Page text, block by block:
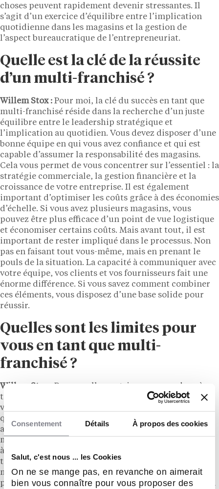
Consentement Détails À propos des cookies
Salut, c'est nous ... les Cookies
On ne se mange pas, en revanche on aimerait
bien vous connaître pour vous proposer des
choses peuvent rapidement devenir stressantes. Il
s’agit d’un exercice d’équilibre entre l’implication
quotidienne dans les magasins et la gestion de
l’aspect bureaucratique de l’entrepreneuriat.
Quelle est la clé de la réussite
d’un multi-franchisé ?
Willem Stox : Pour moi, la clé du succès en tant que
multi-franchisé réside dans la recherche d’un juste
équilibre entre le leadership stratégique et
l’implication au quotidien. Vous devez disposer d’une
bonne équipe en qui vous avez confiance et qui est
capable d’assumer la responsabilité des magasins.
Cela vous permet de vous concentrer sur l’essentiel : la
stratégie commerciale, la gestion financière et la
croissance de votre entreprise. Il est également
important d’optimiser les coûts grâce à des économies
d’échelle. Si vous avez plusieurs magasins, vous
pouvez être plus efficace d’un point de vue logistique
et économiser certains coûts. Mais avant tout, il est
important de rester impliqué dans le processus. Non
pas en faisant tout vous-même, mais en prenant le
pouls de la situation. La capacité à communiquer avec
votre équipe, vos clients et vos fournisseurs fait une
énorme différence. Si vous savez comment combiner
ces éléments, vous disposez d’une base solide pour
réussir.
Quelles sont les limites pour
vous en tant que multi-
franchisé ?
Willem Stox :
Personnellement, je pense que deux à
trois magasins sont le maximum si vous voulez
vraiment rester impliqué dans les opérations
quotidiennes. Lorsque le nombre d’établissement
augmente, il devient de plus en plus difficile de
maintenir une vue d’ensemble et un engagement vis-
à-vis des magasins. De nombreux entrepreneurs
tentent de dominer une région en ouvrant de
multiples franchises, mais cela peut nuire à vos
performances entrepreneuriales. Il devient de plus en